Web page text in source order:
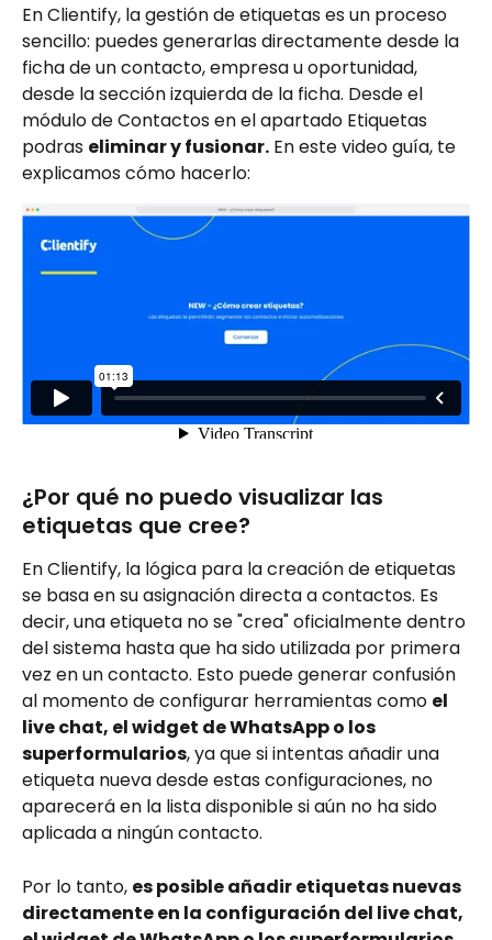
En Clientify, la gestión de etiquetas es un proceso
sencillo: puedes generarlas directamente desde la
ficha de un contacto, empresa u oportunidad,
desde la sección izquierda de la ficha. Desde el
módulo de Contactos en el apartado Etiquetas
podras eliminar y fusionar. En este video guía, te
explicamos cómo hacerlo:
¿Por qué no puedo visualizar las
etiquetas que cree?
En Clientify, la lógica para la creación de etiquetas
se basa en su asignación directa a contactos. Es
decir, una etiqueta no se "crea" oficialmente dentro
del sistema hasta que ha sido utilizada por primera
vez en un contacto. Esto puede generar confusión
al momento de configurar herramientas como el
live chat, el widget de WhatsApp o los
superformularios, ya que si intentas añadir una
etiqueta nueva desde estas configuraciones, no
aparecerá en la lista disponible si aún no ha sido
aplicada a ningún contacto.
Por lo tanto, es posible añadir etiquetas nuevas
directamente en la configuración del live chat,